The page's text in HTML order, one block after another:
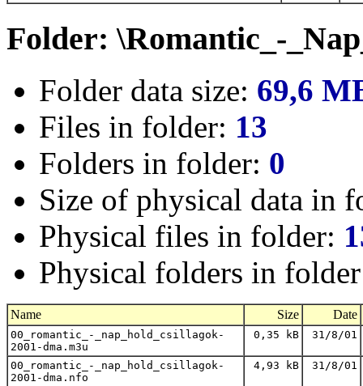
Folder: \Romantic_-
Folder data size: 69,6
Files in folder: 13
Folders in folder: 0
Size of physical data in
Physical files in folder:
Physical folders in
Name Size Date
00_romantic_-_nap_hold_csillagok-
2001-dma.m3u
0,35 kB 31/8/01
00_romantic_-_nap_hold_csillagok-
2001-dma.nfo
4,93 kB 31/8/01